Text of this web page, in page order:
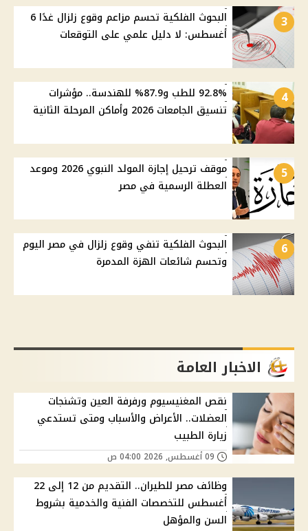
3
البحوث الفلكية تحسم مزاعم وقوع زلزال غدًا 6
أغسطس: لا دليل علمي على التوقعات
4
92.8% للطب و87.9% للهندسة.. مؤشرات
تنسيق الجامعات 2026 وأماكن المرحلة الثانية
5
موقف ترحيل إجازة المولد النبوي 2026 وموعد
العطلة الرسمية في مصر
6
البحوث الفلكية تنفي وقوع زلزال في مصر اليوم
وتحسم شائعات الهزة المدمرة
الاخبار العامة
نقص المغنيسيوم ورفرفة العين وتشنجات
العضلات.. الأعراض والأسباب ومتى تستدعي
زيارة الطبيب
وظائف مصر للطيران.. التقديم من 12 إلى 22
أغسطس للتخصصات الفنية والخدمية بشروط
السن والمؤهل